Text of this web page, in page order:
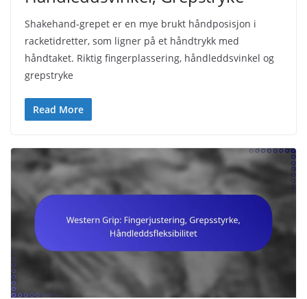
Shakehand-grepet er en mye brukt håndposisjon i
racketidretter, som ligner på et håndtrykk med
håndtaket. Riktig fingerplassering, håndleddsvinkel og
grepstryke
Read More